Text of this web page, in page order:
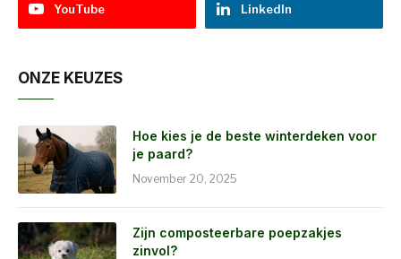
YouTube LinkedIn
ONZE KEUZES
Hoe kies je de beste winterdeken voor
je paard?
November 20, 2025
Zijn composteerbare poepzakjes
zinvol?